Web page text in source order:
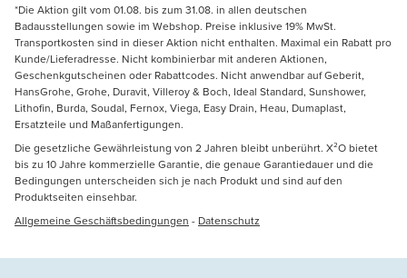
*Die Aktion gilt vom 01.08. bis zum 31.08. in allen deutschen
Badausstellungen sowie im Webshop. Preise inklusive 19% MwSt.
Transportkosten sind in dieser Aktion nicht enthalten. Maximal ein Rabatt pro
Kunde/Lieferadresse. Nicht kombinierbar mit anderen Aktionen,
Geschenkgutscheinen oder Rabattcodes. Nicht anwendbar auf Geberit,
HansGrohe, Grohe, Duravit, Villeroy & Boch, Ideal Standard, Sunshower,
Lithofin, Burda, Soudal, Fernox, Viega, Easy Drain, Heau, Dumaplast,
Ersatzteile und Maßanfertigungen.
Die gesetzliche Gewährleistung von 2 Jahren bleibt unberührt. X²O bietet
bis zu 10 Jahre kommerzielle Garantie, die genaue Garantiedauer und die
Bedingungen unterscheiden sich je nach Produkt und sind auf den
Produktseiten einsehbar.
Allgemeine Geschäftsbedingungen - Datenschutz